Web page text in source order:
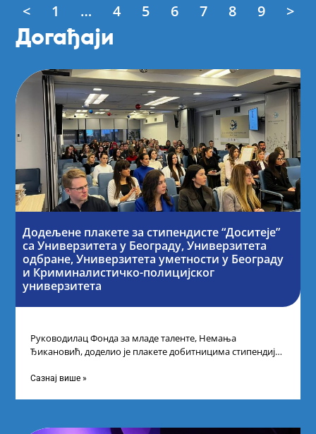
< 1 … 4 5 6 7 8 9 >
Догађаји
Додељене плакете за стипендисте “Доситеје”
са Универзитета у Београду, Универзитета
одбране, Универзитета уметности у Београду
и Криминалистичко-полицијског
универзитета
Руководилац Фонда за младе таленте, Немања
Ђикановић, доделио је плакете добитницима стипендије
технолошком парку
Сазнај више »